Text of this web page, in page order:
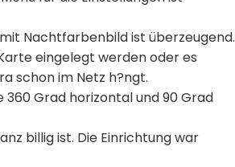
Nachtfarbenbild ist überzeugend.
eingelegt werden oder es
schon im Netz h?ngt.
Grad horizontal und 90 Grad
billig ist. Die Einrichtung war